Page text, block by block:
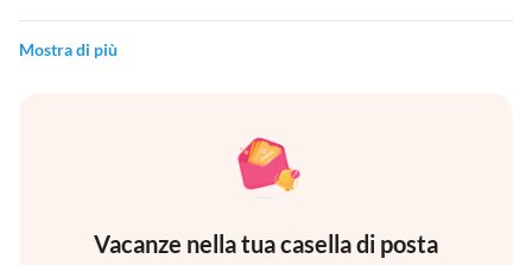
Mostra di più
Vacanze nella tua casella di posta